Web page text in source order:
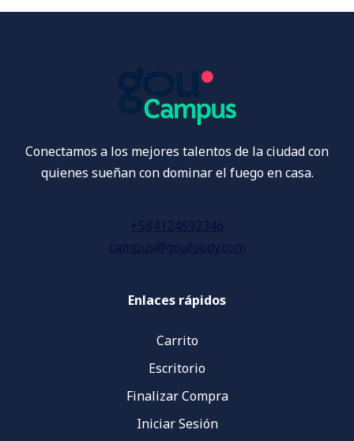
Conectamos a los mejores talentos de la ciudad con
quienes sueñan con dominar el fuego en casa.
+584124592346
campus@goufoody.com
Enlaces rápidos
Carrito
Escritorio
Finalizar Compra
Iniciar Sesión